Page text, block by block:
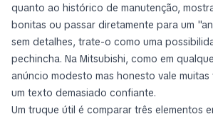
quanto ao histórico de manutenção,
bonitas ou passar diretamente para um
sem detalhes, trate-o como uma
pechincha. Na Mitsubishi, como em
anúncio modesto mas honesto vale muitas
um texto demasiado confiante.
Um truque útil é comparar três elementos